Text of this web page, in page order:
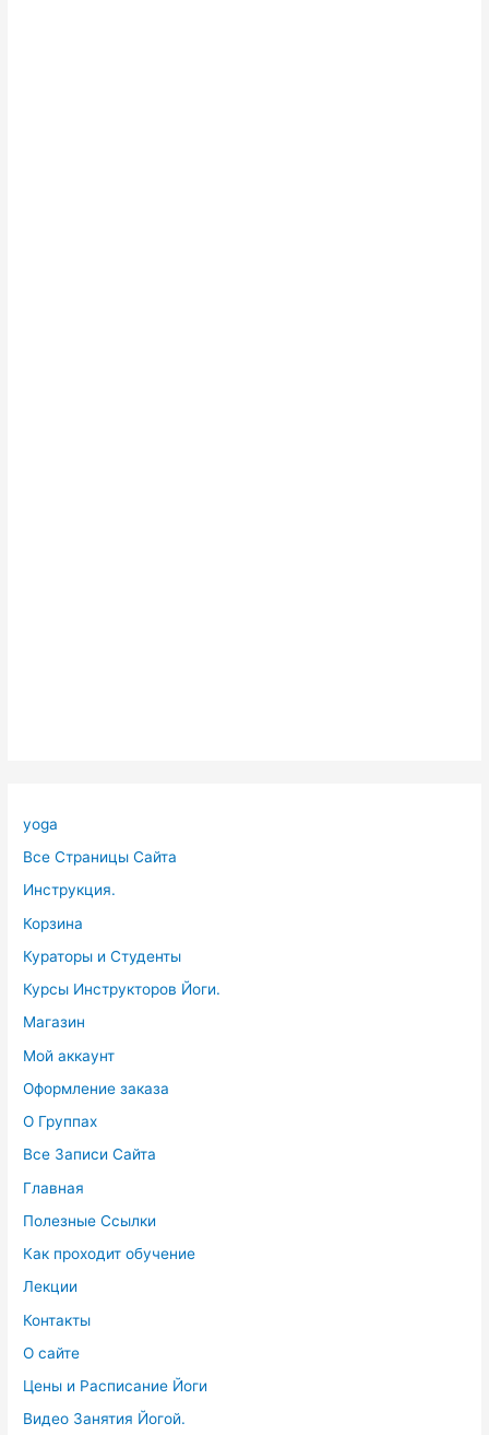
yoga
Все Страницы Сайта
Инструкция.
Корзина
Кураторы и Студенты
Курсы Инструкторов Йоги.
Магазин
Мой аккаунт
Оформление заказа
О Группах
Все Записи Сайта
Главная
Полезные Ссылки
Как проходит обучение
Лекции
Контакты
О сайте
Цены и Расписание Йоги
Видео Занятия Йогой.